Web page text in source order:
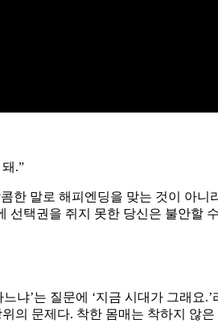
.”
한 말로 해피엔딩을 맞는 것이 아
택권을 쥐지 못한 당신은 불안할
냐’는 질문에 ‘지금 시대가 그래
의 문제다. 착한 몸매는 착하지 않